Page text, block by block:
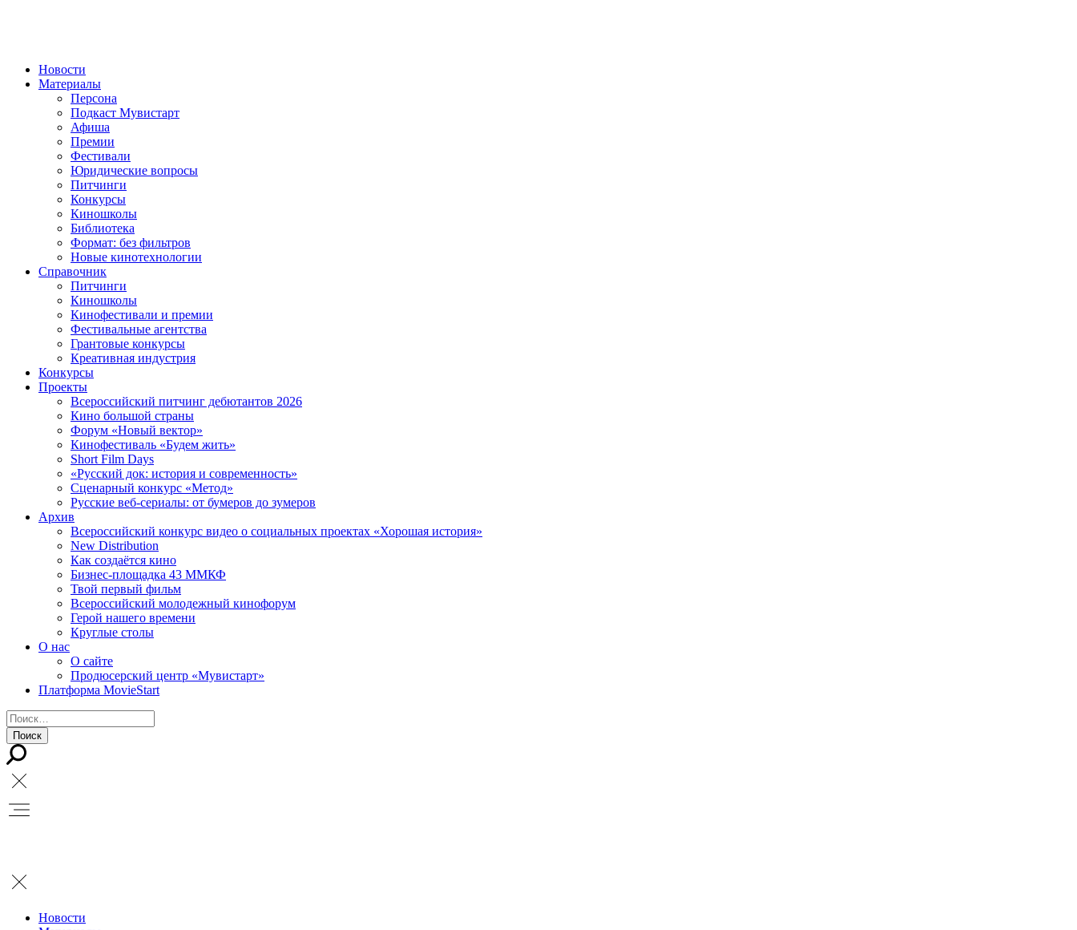
Новости
Материалы
Персона
Подкаст Мувистарт
Афиша
Премии
Фестивали
Юридические вопросы
Питчинги
Конкурсы
Киношколы
Библиотека
Формат: без фильтров
Новые кинотехнологии
Справочник
Питчинги
Киношколы
Кинофестивали и премии
Фестивальные агентства
Грантовые конкурсы
Креативная индустрия
Конкурсы
Проекты
Всероссийский питчинг дебютантов 2026
Кино большой страны
Форум «Новый вектор»
Кинофестиваль «Будем жить»
Short Film Days
«Русский док: история и современность»
Сценарный конкурс «Метод»
Русские веб-сериалы: от бумеров до зумеров
Архив
Всероссийский конкурс видео о социальных проектах «Хорошая история»
New Distribution
Как создаётся кино
Бизнес-площадка 43 ММКФ
Твой первый фильм
Всероссийский молодежный кинофорум
Герой нашего времени
Круглые столы
О нас
О сайте
Продюсерский центр «Мувистарт»
Платформа MovieStart
Новости